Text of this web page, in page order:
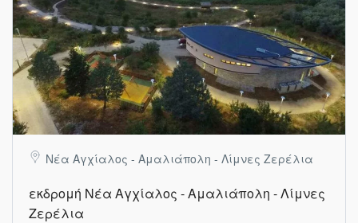
Νέα Αγχίαλος - Αμαλιάπολη - Λίμνες Ζερέλια
εκδρομή Νέα Αγχίαλος - Αμαλιάπολη - Λίμνες
Ζερέλια